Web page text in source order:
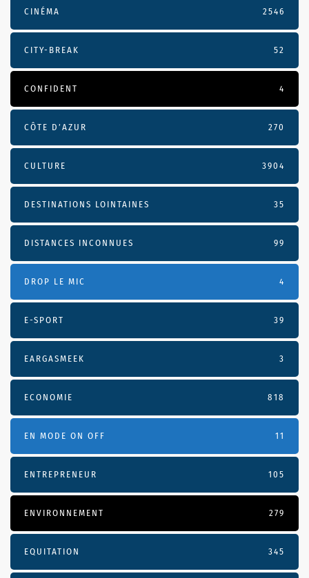
CINÉMA 2546
CITY-BREAK 52
CONFIDENT 4
CÔTE D’AZUR 270
CULTURE 3904
DESTINATIONS LOINTAINES 35
DISTANCES INCONNUES 99
DROP LE MIC 4
E-SPORT 39
EARGASMEEK 3
ECONOMIE 818
EN MODE ON OFF 11
ENTREPRENEUR 105
ENVIRONNEMENT 279
EQUITATION 345